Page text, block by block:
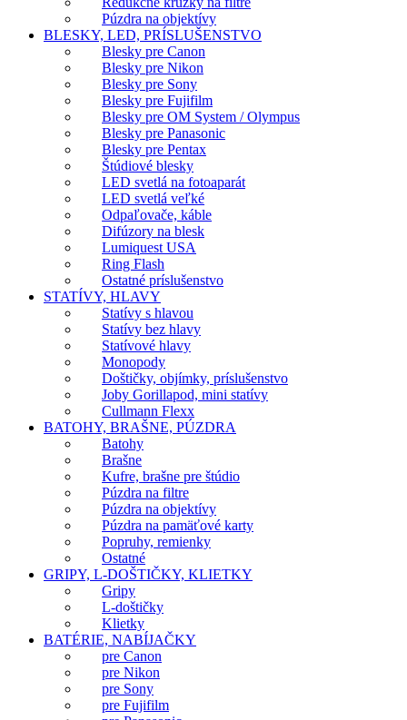
Púzdra na objektívy
BLESKY, LED, PRÍSLUŠENSTVO
Blesky pre Canon
Blesky pre Nikon
Blesky pre Sony
Blesky pre Fujifilm
Blesky pre OM System / Olympus
Blesky pre Panasonic
Blesky pre Pentax
Štúdiové blesky
LED svetlá na fotoaparát
LED svetlá veľké
Odpaľovače, káble
Difúzory na blesk
Lumiquest USA
Ring Flash
Ostatné príslušenstvo
STATÍVY, HLAVY
Statívy s hlavou
Statívy bez hlavy
Statívové hlavy
Monopody
Doštičky, objímky, príslušenstvo
Joby Gorillapod, mini statívy
Cullmann Flexx
BATOHY, BRAŠNE, PÚZDRA
Batohy
Brašne
Kufre, brašne pre štúdio
Púzdra na filtre
Púzdra na objektívy
Púzdra na pamäťové karty
Popruhy, remienky
Ostatné
GRIPY, L-DOŠTIČKY, KLIETKY
Gripy
L-doštičky
Klietky
BATÉRIE, NABÍJAČKY
pre Canon
pre Nikon
pre Sony
pre Fujifilm